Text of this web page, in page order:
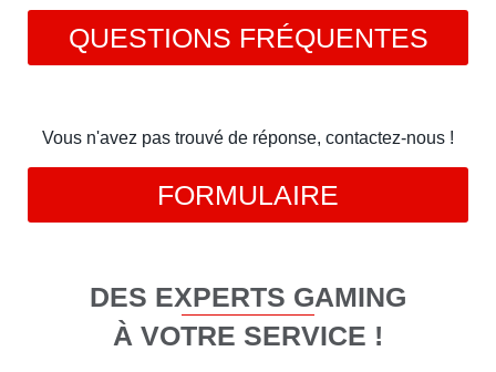
QUESTIONS FRÉQUENTES
Vous n'avez pas trouvé de réponse, contactez-nous !
FORMULAIRE
DES EXPERTS GAMING
À VOTRE SERVICE !